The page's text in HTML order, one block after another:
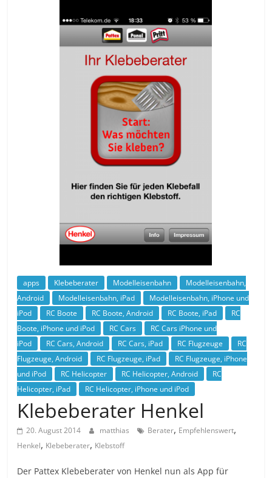
apps Klebeberater Modelleisenbahn
Modelleisenbahn,
Android
Modelleisenbahn, iPad
Modelleisenbahn, iPhone und
iPod
RC Boote RC Boote, Android RC Boote, iPad
RC
Boote, iPhone und iPod
RC Cars
RC Cars iPhone und
iPod
RC Cars, Android RC Cars, iPad RC Flugzeuge
RC
Flugzeuge, Android
RC Flugzeuge, iPad
RC Flugzeuge, iPhone
und iPod
RC Helicopter RC Helicopter, Android
RC
Helicopter, iPad
RC Helicopter, iPhone und iPod
Klebeberater Henkel
20. August 2014 matthias Berater, Empfehlenswert,
Henkel, Klebeberater, Klebstoff
Der Pattex Klebeberater von Henkel nun als App für